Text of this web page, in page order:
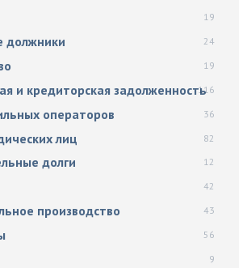
19
должники 24
19
и кредиторская задолженность116
операторов 36
лиц 82
долги 12
42
производство 43
56
9